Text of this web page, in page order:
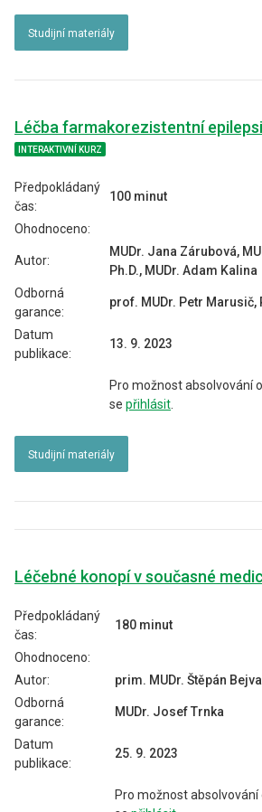
Studijní materiály
Léčba farmakorezistentní
INTERAKTIVNÍ KURZ
Předpokládaný
čas:
100 minut
Ohodnoceno:
Autor:
MUDr. Jana Zárubová,
Ph.D., MUDr. Adam Kalina
Odborná
garance:
prof. MUDr. Petr Marusič,
Datum
publikace:
13. 9. 2023
Pro možnost absolvování
se přihlásit
Studijní materiály
Léčebné konopí v současné
Předpokládaný
čas:
180 minut
Ohodnoceno:
Autor:
prim. MUDr. Štěpán
Odborná
garance:
MUDr. Josef Trnka
Datum
publikace:
25. 9. 2023
Pro možnost